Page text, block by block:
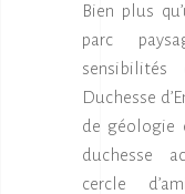
Bien plus
parc
Duchesse
de géologie
duchesse
cercle